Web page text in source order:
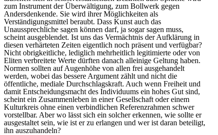
zum Instrument der Überwältigung, zum Bollwerk gegen
Andersdenkende. Sie wird ihrer Möglichkeiten als
Verständigungsmittel beraubt. Dass Kunst auch das
Unaussprechliche sagen können darf, ja sogar sagen muss,
scheint ausgeblendet. Ist uns das Vermächtnis der Aufklärung in
diesen verhärteten Zeiten eigentlich noch präsent und verfügbar?
Nicht obrigkeitliche, lediglich mehrheitlich legitimierte oder von
Eliten verbreitete Werte dürften danach alleinige Geltung haben.
Normen sollten auf Augenhöhe von allen frei ausgehandelt
werden, wobei das bessere Argument zählt und nicht die
öffentliche, mediale Durchschlagskraft. Auch wenn Freiheit und
damit Entscheidungsmacht des Individuums ein hohes Gut sind,
scheint ein Zusammenleben in einer Gesellschaft oder einem
Kulturkreis ohne einen verbindlichen Referenzrahmen schwer
vorstellbar. Aber wo lässt sich ein solcher erkennen, wie sollte er
ausgestaltet sein, wie ist er zu erlangen und wer ist daran beteiligt,
ihn auszuhandeln?